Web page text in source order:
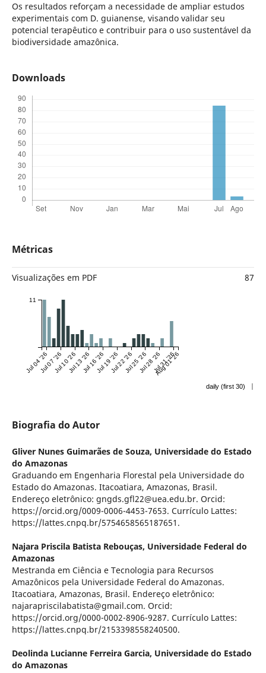
Os resultados reforçam a necessidade de ampliar estudos
experimentais com D. guianense, visando validar seu
potencial terapêutico e contribuir para o uso sustentável da
biodiversidade amazônica.
Downloads
Métricas
Visualizações em PDF 87
Jul 04 '26Jul 07 '26Jul 10 '26Jul 13 '26Jul 16 '26Jul 19 '26Jul 22 '26Jul 25 '26Jul 28 '26Jul 31 '26
Aug 01 '26
11
daily (first 30) |
Biografia do Autor
Gliver Nunes Guimarães de Souza, Universidade do Estado
do Amazonas
Graduando em Engenharia Florestal pela Universidade do
Estado do Amazonas. Itacoatiara, Amazonas, Brasil.
Endereço eletrônico: gngds.gfl22@uea.edu.br. Orcid:
https://orcid.org/0009-0006-4453-7653. Currículo Lattes:
https://lattes.cnpq.br/5754658565187651.
Najara Priscila Batista Rebouças, Universidade Federal do
Amazonas
Mestranda em Ciência e Tecnologia para Recursos
Amazônicos pela Universidade Federal do Amazonas.
Itacoatiara, Amazonas, Brasil. Endereço eletrônico:
najarapriscilabatista@gmail.com. Orcid:
https://orcid.org/0000-0002-8906-9287. Currículo Lattes:
https://lattes.cnpq.br/2153398558240500.
Deolinda Lucianne Ferreira Garcia, Universidade do Estado
do Amazonas